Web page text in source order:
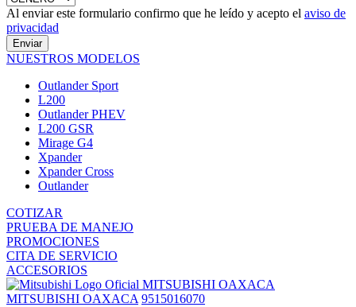
Al enviar este formulario confirmo que he leído y acepto el aviso de
privacidad
Enviar
NUESTROS MODELOS
Outlander Sport
L200
Outlander PHEV
L200 GSR
Mirage G4
Xpander
Xpander Cross
Outlander
COTIZAR
PRUEBA DE MANEJO
PROMOCIONES
CITA DE SERVICIO
ACCESORIOS
MITSUBISHI OAXACA
MITSUBISHI OAXACA 9515016070